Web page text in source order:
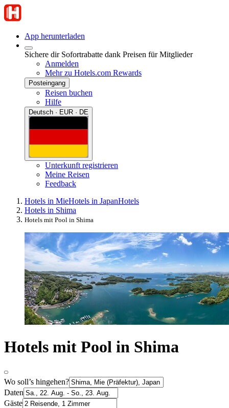
App herunterladen
Sichere dir Sofortrabatte dank Preisen für Mitglieder
Anmelden
Mehr zu Hotels.com Rewards
Posteingang
Reisen buchen
Hilfe
Deutsch · EUR · DE
Unterkunft registrieren
Meine Reisen
Feedback
Hotels in MieHotels in JapanHotels
Hotels in Shima
Hotels mit Pool in Shima
Hotels mit Pool in Shima
Wo soll’s hingehen?
Daten
Gäste